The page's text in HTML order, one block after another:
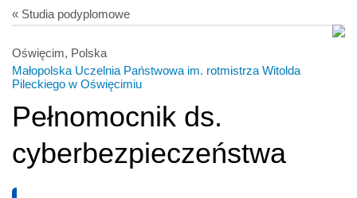
« Studia podyplomowe
Oświęcim, Polska
Małopolska Uczelnia Państwowa im. rotmistrza Witolda
Pileckiego w Oświęcimiu
Pełnomocnik ds.
cyberbezpieczeństwa